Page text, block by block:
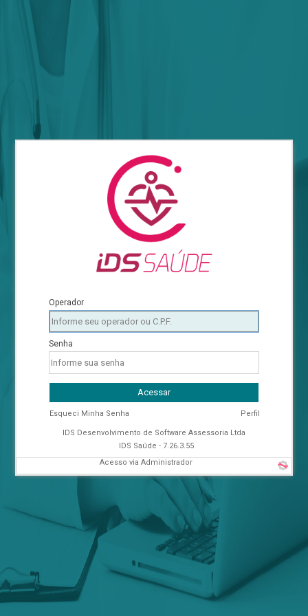
Operador
Senha
Acessar
Perfil
Esqueci Minha Senha
IDS Saúde - 7.26.3.55
IDS Desenvolvimento de Software Assessoria Ltda
Acesso via Administrador